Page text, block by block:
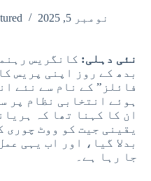
نومبر 5, 2025
نئی دہلی: کانگریس
بدھ کے روز اپنی پریس
فائلز” کے نام سے نئے
ہوئے انتخابی نظام پر
ان کا کہنا تھا کہ
یقینی جیت کو ووٹ چوری
بدلا گیا، اور اب یہی
جا رہا ہے۔